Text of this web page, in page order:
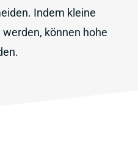
Indem kleine
können hohe